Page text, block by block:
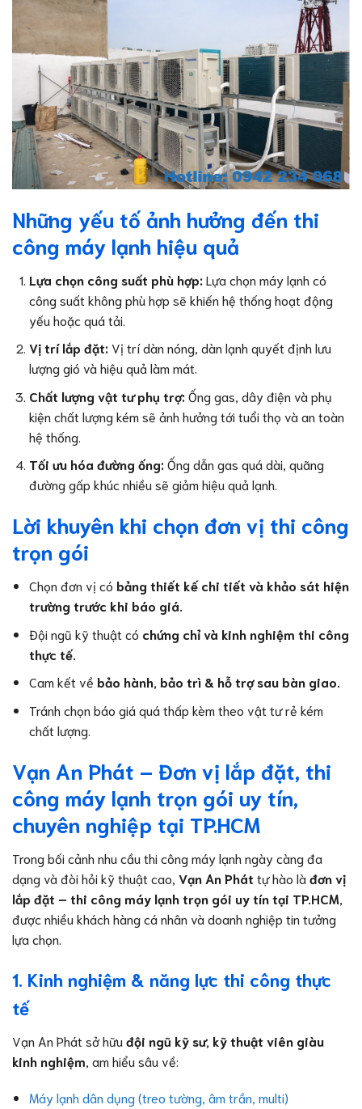
Những yếu tố ảnh hưởng đến thi
công máy lạnh hiệu quả
Lựa chọn công suất phù hợp: Lựa chọn máy lạnh có
công suất không phù hợp sẽ khiến hệ thống hoạt động
yếu hoặc quá tải.
Vị trí lắp đặt: Vị trí dàn nóng, dàn lạnh quyết định lưu
lượng gió và hiệu quả làm mát.
Chất lượng vật tư phụ trợ: Ống gas, dây điện và phụ
kiện chất lượng kém sẽ ảnh hưởng tới tuổi thọ và an toàn
hệ thống.
Tối ưu hóa đường ống: Ống dẫn gas quá dài, quãng
đường gấp khúc nhiều sẽ giảm hiệu quả lạnh.
Lời khuyên khi chọn đơn vị thi công
trọn gói
Chọn đơn vị có bảng thiết kế chi tiết và khảo sát hiện
trường trước khi báo giá.
Đội ngũ kỹ thuật có chứng chỉ và kinh nghiệm thi công
thực tế.
Cam kết về bảo hành, bảo trì & hỗ trợ sau bàn giao.
Tránh chọn báo giá quá thấp kèm theo vật tư rẻ kém
chất lượng.
Vạn An Phát – Đơn vị lắp đặt, thi
công máy lạnh trọn gói uy tín,
chuyên nghiệp tại TP.HCM
Trong bối cảnh nhu cầu thi công máy lạnh ngày càng đa
dạng và đòi hỏi kỹ thuật cao, Vạn An Phát tự hào là đơn vị
lắp đặt – thi công máy lạnh trọn gói uy tín tại TP.HCM
được nhiều khách hàng cá nhân và doanh nghiệp tin tưởng
lựa chọn.
1. Kinh nghiệm & năng lực thi công thực
tế
Vạn An Phát sở hữu đội ngũ kỹ sư, kỹ thuật viên giàu
kinh nghiệm , am hiểu sâu về:
Máy lạnh dân dụng (treo tường, âm trần, multi)